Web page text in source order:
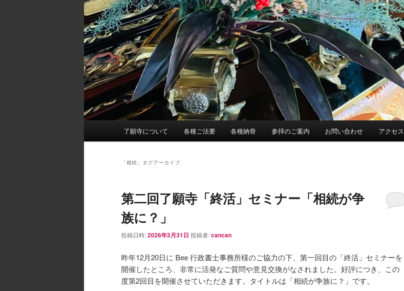
了願寺について 各種ご法要 各種納骨 参拝のご案内 お問い合わせ アクセス
「相続 」タグアーカイブ
第二回了願寺「終活」セミナー「相続が争
族に？」
投稿日時:2026年3月31日 投稿者:cancan
昨年12月20日に Bee 行政書士事務所様のご協力の下、第一回目の「終活」セミナーを
開催したところ、非常に活発なご質問や意見交換がなされました。好評につき、この
度第2回目を開催させていただきます。タイトルは「相続が争族に？」です。